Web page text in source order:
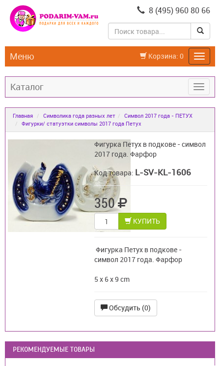
8 (495) 960 80 66
Корзина: 0
Меню
Каталог
Главная Символика года разных лет
Символ 2017 года - ПЕТУХ
Фигурки/ статуэтки символы 2017 года Петух
Фигурка Петух в подкове - символ
2017 года. Фарфор
Код товара: L-SV-KL-1606
350
КУПИТЬ
Фигурка Петух в подкове -
символ 2017 года. Фарфор
5 x 6 x 9 cm
Обсудить (0)
РЕКОМЕНДУЕМЫЕ ТОВАРЫ